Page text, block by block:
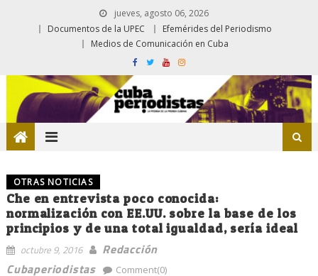
jueves, agosto 06, 2026
Documentos de la UPEC
Efemérides del Periodismo
Medios de Comunicación en Cuba
OTRAS NOTICIAS
Che en entrevista poco conocida:
normalización con EE.UU. sobre la base de los
principios y de una total igualdad, sería ideal
octubre 9, 2016
Redacción
Cubaperiodistas
Comment(0)